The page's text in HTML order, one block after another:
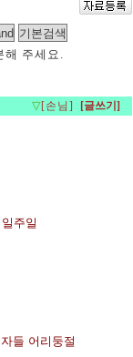
해 주세요.
▽[손님]
주일
들 어리둥절